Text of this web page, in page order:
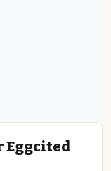
Eggcited